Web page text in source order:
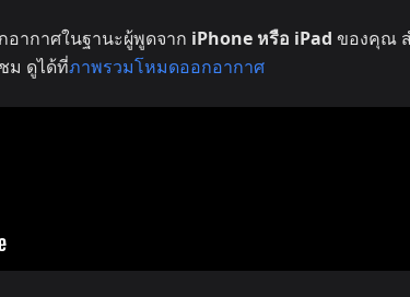
ากาศในฐานะผู้พูดจาก iPhone หรือ iPad ของคุณ
ม ดูได้ที่ภาพรวมโหมดออกอากาศ